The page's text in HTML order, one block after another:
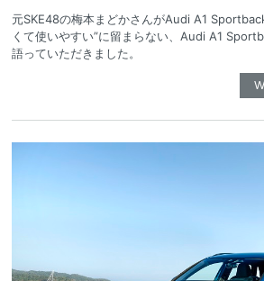
元SKE48の梅本まどかさんがAudi A1
くて使いやすい”に留まらない、Audi A1
語っていただきました。